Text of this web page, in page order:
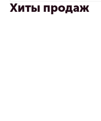
Хиты продаж